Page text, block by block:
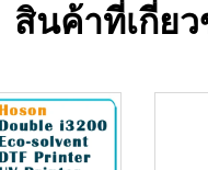
สินค้าที่เกี่ยว